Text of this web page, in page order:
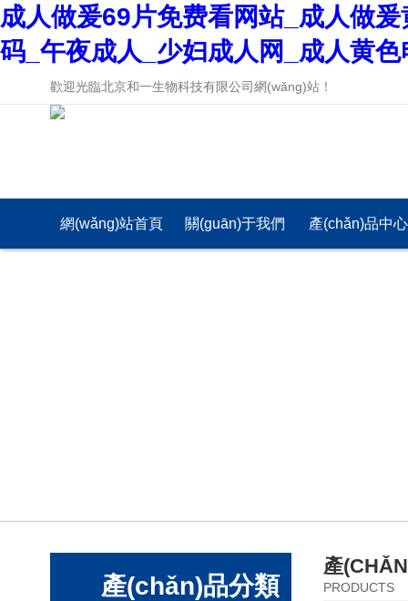
成人做爰69片免费看网站_成人做
码_午夜成人_少妇成人网_成人黄
歡迎光臨北京和一生物科技有限公司網(wǎng)站！
網(wǎng)站首頁 關(guān)于我們 產(chǎn)品中心
產(chǎn)品分類
產
PRODUCTS